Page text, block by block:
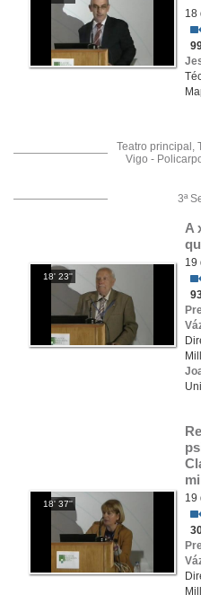
18
Teatro principal,
Vigo -
3ª
18' 23''
A
19
18' 37''
19